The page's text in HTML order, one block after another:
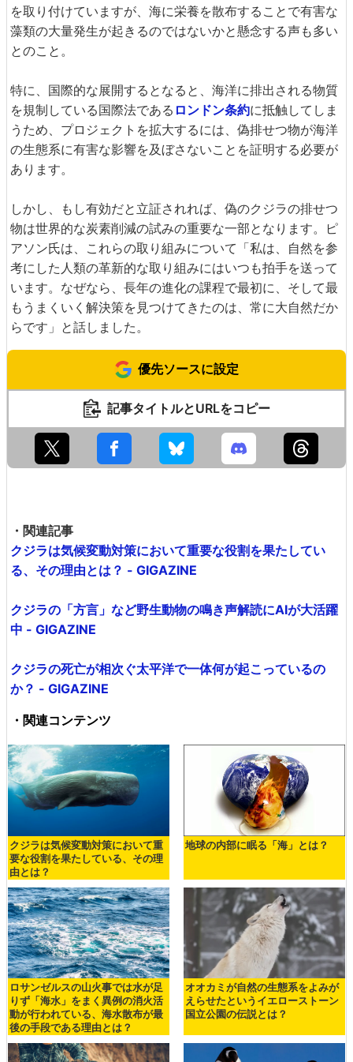
を取り付けていますが、海に栄養を散布することで有害な
藻類の大量発生が起きるのではないかと懸念する声も多い
とのこと。
特に、国際的な展開するとなると、海洋に排出される物質
を規制している国際法である ロンドン条約に抵触してしま
うため、プロジェクトを拡大するには、偽排せつ物が海洋
の生態系に有害な影響を及ぼさないことを証明する必要が
あります。
しかし、もし有効だと立証されれば、偽のクジラの排せつ
物は世界的な炭素削減の試みの重要な一部となります。ピ
アソン氏は、これらの取り組みについて「私は、自然を参
考にした人類の革新的な取り組みにはいつも拍手を送って
います。なぜなら、長年の進化の課程で最初に、そして最
もうまくいく解決策を見つけてきたのは、常に大自然だか
らです」と話しました。
優先ソースに設定
記事タイトルとURLをコピー
・関連記事
クジラは気候変動対策において重要な役割を果たしてい
る、その理由とは？ - GIGAZINE
クジラの「方言」など野生動物の鳴き声解読にAIが大活躍
中 - GIGAZINE
クジラの死亡が相次ぐ太平洋で一体何が起こっているの
か？ - GIGAZINE
・関連コンテンツ
クジラは気候変動対策において重
要な役割を果たしている、その理
由とは？
地球の内部に眠る「海」とは？
ロサンゼルスの山火事では水が足
りず「海水」をまく異例の消火活
動が行われている、海水散布が最
後の手段である理由とは？
オオカミが自然の生態系をよみが
えらせたというイエローストーン
国立公園の伝説とは？